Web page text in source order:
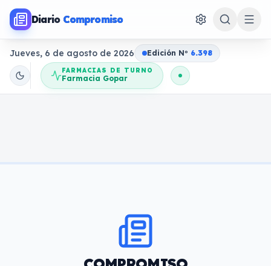
Diario Compromiso
Jueves, 6 de agosto de 2026 Edición No 6.398
FARMACIAS DE TURNO
Farmacia Gopar